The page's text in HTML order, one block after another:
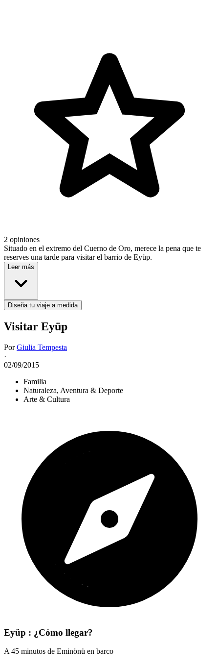
2 opiniones
Situado en el extremo del Cuerno de Oro, merece la pena que te
reserves una tarde para visitar el barrio de Eyüp.
Leer más
Diseña tu viaje a medida
Visitar Eyüp
PorGiulia Tempesta
·
02/09/2015
Familia
Naturaleza, Aventura & Deporte
Arte & Cultura
Eyüp : ¿Cómo llegar?
A 45 minutos de Eminönü en barco